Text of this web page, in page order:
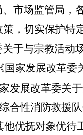
市场监管局，
，切实保护特
于与宗教活动
国家发展改革
发展改革委关
合性消防救援
他优抚对象优